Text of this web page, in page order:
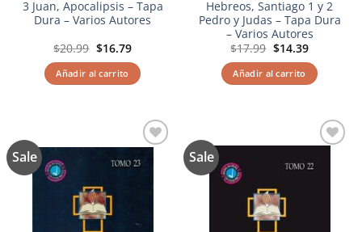
3 Juan, Apocalipsis – Tapa
Dura – Varios Autores
$20.99 El
precio
original
era:
$20.99.
$16.79El
actual
es:
$16.79.
Añadir al carrito
Hebreos, Santiago 1 y 2
Pedro y Judas – Tapa Dura
– Varios Autores
$17.99 El
precio
original
era:
$17.99.
$14.39El
actual
es:
$14.39.
Añadir al carrito
Sale Sale